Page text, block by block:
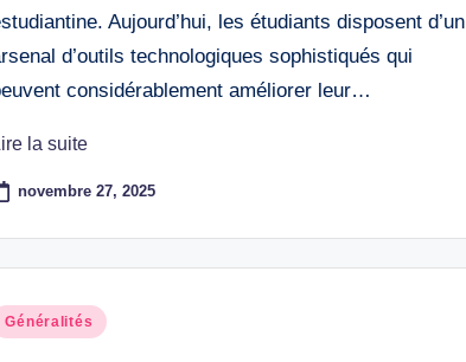
Aujourd’hui, les étudiants disposent d’un
d’outils technologiques sophistiqués qui
considérablement améliorer leur…
la suite
novembre 27, 2025
Généralités